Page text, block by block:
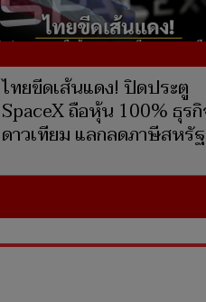
ไทยขีดเส้นแดง! ปิดประตู
SpaceX ถือหุ้น 100% ธุร
ดาวเทียม แลกลดภาษีสหรัฐ